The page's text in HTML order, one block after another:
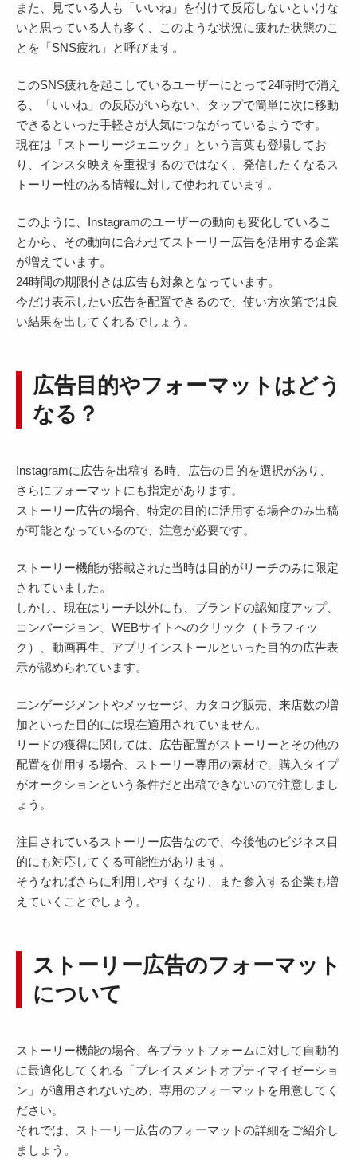
また、見ている人も「いいね」を付けて反応しないといけな
いと思っている人も多く、このような状況に疲れた状態のこ
とを「SNS疲れ」と呼びます。
このSNS疲れを起こしているユーザーにとって24時間で消え
る、「いいね」の反応がいらない、タップで簡単に次に移動
できるといった手軽さが人気につながっているようです。
現在は「ストーリージェニック」という言葉も登場してお
り、インスタ映えを重視するのではなく、発信したくなるス
トーリー性のある情報に対して使われています。
このように、Instagramのユーザーの動向も変化しているこ
とから、その動向に合わせてストーリー広告を活用する企業
が増えています。
24時間の期限付きは広告も対象となっています。
今だけ表示したい広告を配置できるので、使い方次第では良
い結果を出してくれるでしょう。
広告目的やフォーマットはどう
なる？
Instagramに広告を出稿する時、広告の目的を選択があり、
さらにフォーマットにも指定があります。
ストーリー広告の場合、特定の目的に活用する場合のみ出稿
が可能となっているので、注意が必要です。
ストーリー機能が搭載された当時は目的がリーチのみに限定
されていました。
しかし、現在はリーチ以外にも、ブランドの認知度アップ、
コンバージョン、WEBサイトへのクリック（トラフィッ
ク）、動画再生、アプリインストールといった目的の広告表
示が認められています。
エンゲージメントやメッセージ、カタログ販売、来店数の増
加といった目的には現在適用されていません。
リードの獲得に関しては、広告配置がストーリーとその他の
配置を併用する場合、ストーリー専用の素材で、購入タイプ
がオークションという条件だと出稿できないので注意しまし
ょう。
注目されているストーリー広告なので、今後他のビジネス目
的にも対応してくる可能性があります。
そうなればさらに利用しやすくなり、また参入する企業も増
えていくことでしょう。
ストーリー広告のフォーマット
について
ストーリー機能の場合、各プラットフォームに対して自動的
に最適化してくれる「プレイスメントオプティマイゼーショ
ン」が適用されないため、専用のフォーマットを用意してく
ださい。
それでは、ストーリー広告のフォーマットの詳細をご紹介し
ましょう。